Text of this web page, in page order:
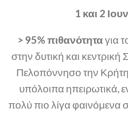
1 και 2
> 95% πιθανότηταγια
στην δυτική και
Πελοπόννησο την Κρήτη
υπόλοιπα ηπειρωτικά,
πολύ πιο λίγα φαινόμενα